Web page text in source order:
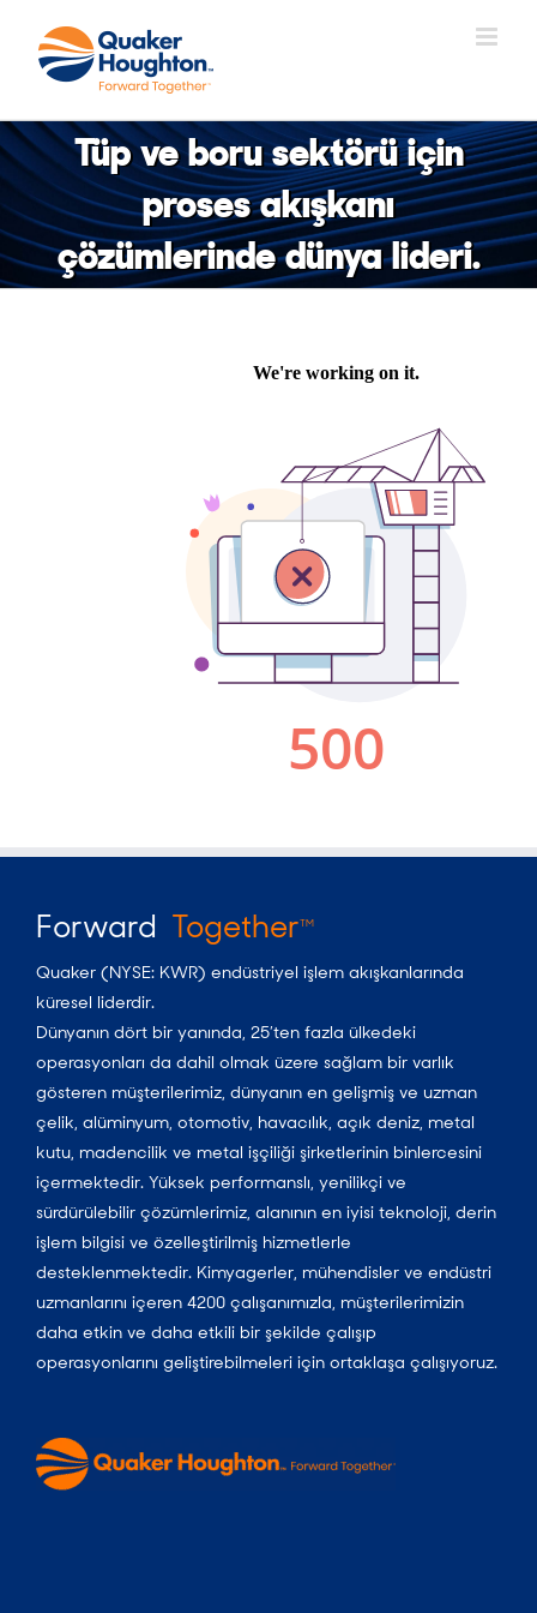
content
Tüp ve boru sektörü için
proses akışkanı
çözümlerinde dünya lideri.
Forward TogetherTM
Quaker (NYSE: KWR) endüstriyel işlem akışkanlarında
küresel liderdir.
Dünyanın dört bir yanında, 25’ten fazla ülkedeki
operasyonları da dahil olmak üzere sağlam bir varlık
gösteren müşterilerimiz, dünyanın en gelişmiş ve uzman
çelik, alüminyum, otomotiv, havacılık, açık deniz, metal
kutu, madencilik ve metal işçiliği şirketlerinin binlercesini
içermektedir. Yüksek performanslı, yenilikçi ve
sürdürülebilir çözümlerimiz, alanının en iyisi teknoloji, derin
işlem bilgisi ve özelleştirilmiş hizmetlerle
desteklenmektedir. Kimyagerler, mühendisler ve endüstri
uzmanlarını içeren 4200 çalışanımızla, müşterilerimizin
daha etkin ve daha etkili bir şekilde çalışıp
operasyonlarını geliştirebilmeleri için ortaklaşa çalışıyoruz.